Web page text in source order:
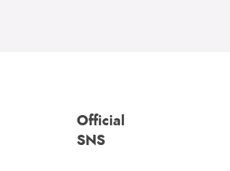
Official
SNS